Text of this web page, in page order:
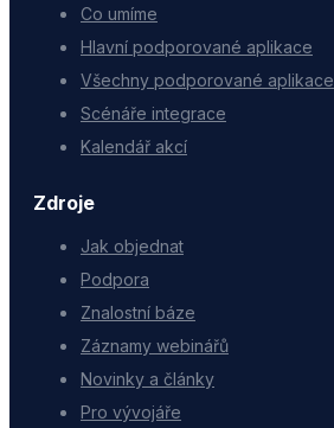
Co umíme
Hlavní podporované aplikace
Všechny podporované aplikace
Scénáře integrace
Kalendář akcí
Zdroje
Jak objednat
Podpora
Znalostní báze
Záznamy webinářů
Novinky a články
Pro vývojáře